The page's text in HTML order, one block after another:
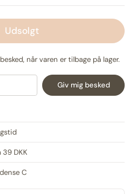
Udsolgt
når varen er tilbage på lager.
Giv mig besked
DKK
C